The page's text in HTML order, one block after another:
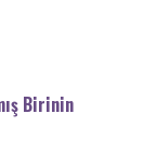
Birinin